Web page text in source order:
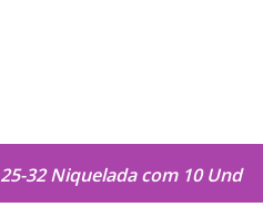
32 Niquelada com 10 Und